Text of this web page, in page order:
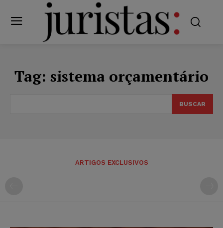
Tag: sistema orçamentário
BUSCAR
ARTIGOS EXCLUSIVOS